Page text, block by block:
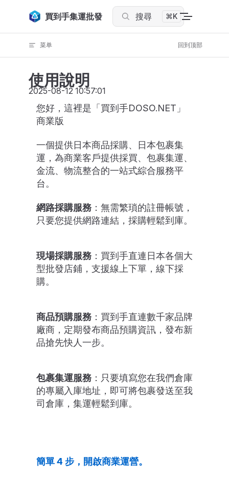
Skip to content買到手集運批發 搜尋 ⌘K
菜单 回到顶部
使用說明
2025-08-12 10:57:01
您好，這裡是「買到手DOSO.NET」
商業版
一個提供日本商品採購、日本包裹集
運，為商業客戶提供採買、包裹集運、
金流、物流整合的一站式綜合服務平
台。
網路採購服務 ：無需繁瑣的註冊帳號，
只要您提供網路連結，採購輕鬆到庫。
現場採購服務 ：買到手直連日本各個大
型批發店鋪，支援線上下單，線下採
購。
商品預購服務 ：買到手直連數千家品牌
廠商，定期發布商品預購資訊，發布新
品搶先快人一步。
包裹集運服務 ：只要填寫您在我們倉庫
的專屬入庫地址，即可將包裹發送至我
司倉庫，集運輕鬆到庫。
簡單 4 步，開啟商業運營。